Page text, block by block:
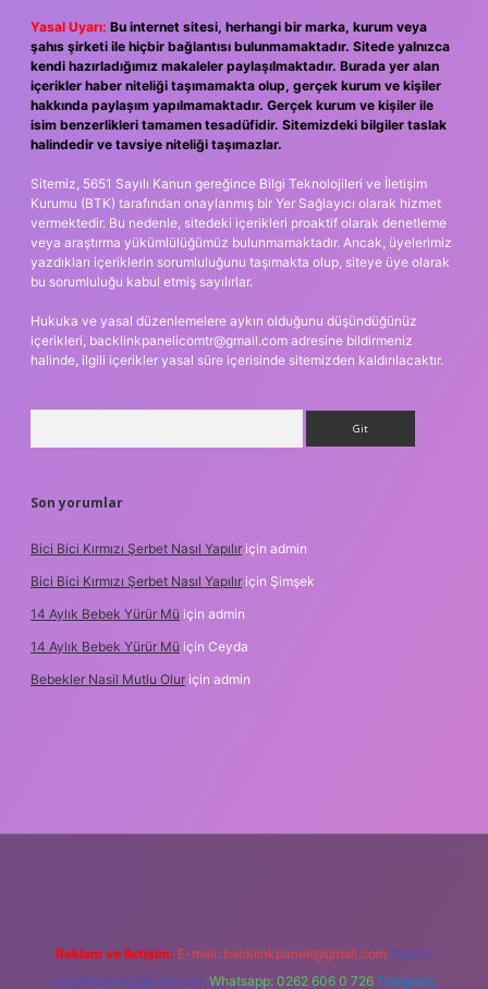
Yasal Uyarı: Bu internet sitesi, herhangi bir marka, kurum veya
şahıs şirketi ile hiçbir bağlantısı bulunmamaktadır. Sitede yalnızca
kendi hazırladığımız makaleler paylaşılmaktadır. Burada yer alan
içerikler haber niteliği taşımamakta olup, gerçek kurum ve kişiler
hakkında paylaşım yapılmamaktadır. Gerçek kurum ve kişiler ile
isim benzerlikleri tamamen tesadüfidir. Sitemizdeki bilgiler taslak
halindedir ve tavsiye niteliği taşımazlar.
Sitemiz, 5651 Sayılı Kanun gereğince Bilgi Teknolojileri ve İletişim
Kurumu (BTK) tarafından onaylanmış bir Yer Sağlayıcı olarak hizmet
vermektedir. Bu nedenle, sitedeki içerikleri proaktif olarak denetleme
veya araştırma yükümlülüğümüz bulunmamaktadır. Ancak, üyelerimiz
yazdıkları içeriklerin sorumluluğunu taşımakta olup, siteye üye olarak
bu sorumluluğu kabul etmiş sayılırlar.
Hukuka ve yasal düzenlemelere aykırı olduğunu düşündüğünüz
içerikleri, backlinkpanelicomtr@gmail.com adresine bildirmeniz
halinde, ilgili içerikler yasal süre içerisinde sitemizden kaldırılacaktır.
Son yorumlar
Bici Bici Kırmızı Şerbet Nasıl Yapılır için admin
Bici Bici Kırmızı Şerbet Nasıl Yapılır için Şimşek
14 Aylık Bebek Yürür Mü için admin
14 Aylık Bebek Yürür Mü için Ceyda
Bebekler Nasil Mutlu Olur için admin
Reklam ve İletişim: E-mail: backlinkpaneli@gmail.com Teams:
forumhizmeti@gmail.com Whatsapp: 0262 606 0 726 Telegram: